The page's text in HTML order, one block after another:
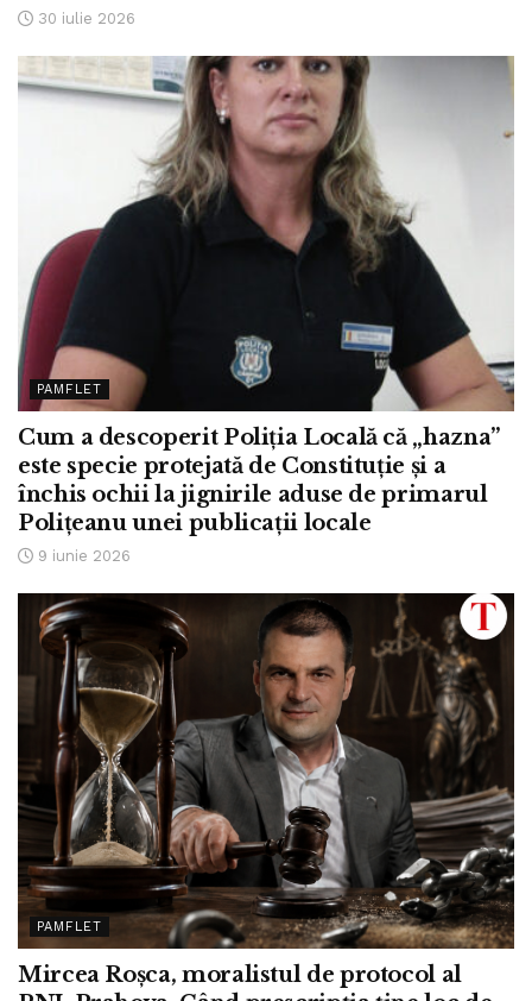
30 iulie 2026
PAMFLET
Cum a descoperit Poliția Locală că „hazna”
este specie protejată de Constituție și a
închis ochii la jignirile aduse de primarul
Polițeanu unei publicații locale
9 iunie 2026
PAMFLET
Mircea Roșca, moralistul de protocol al